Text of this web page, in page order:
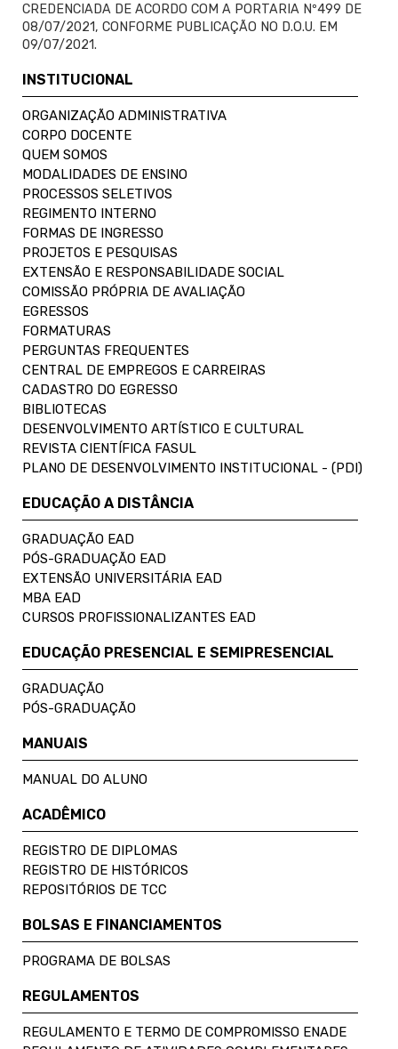
CREDENCIADA DE ACORDO COM A PORTARIA Nº499 DE
08/07/2021, CONFORME PUBLICAÇÃO NO D.O.U. EM
09/07/2021.
INSTITUCIONAL
ORGANIZAÇÃO ADMINISTRATIVA
CORPO DOCENTE
QUEM SOMOS
MODALIDADES DE ENSINO
PROCESSOS SELETIVOS
REGIMENTO INTERNO
FORMAS DE INGRESSO
PROJETOS E PESQUISAS
EXTENSÃO E RESPONSABILIDADE SOCIAL
COMISSÃO PRÓPRIA DE AVALIAÇÃO
EGRESSOS
FORMATURAS
PERGUNTAS FREQUENTES
CENTRAL DE EMPREGOS E CARREIRAS
CADASTRO DO EGRESSO
BIBLIOTECAS
DESENVOLVIMENTO ARTÍSTICO E CULTURAL
REVISTA CIENTÍFICA FASUL
PLANO DE DESENVOLVIMENTO INSTITUCIONAL - (PDI)
EDUCAÇÃO A DISTÂNCIA
GRADUAÇÃO EAD
PÓS-GRADUAÇÃO EAD
EXTENSÃO UNIVERSITÁRIA EAD
MBA EAD
CURSOS PROFISSIONALIZANTES EAD
EDUCAÇÃO PRESENCIAL E SEMIPRESENCIAL
GRADUAÇÃO
PÓS-GRADUAÇÃO
MANUAIS
MANUAL DO ALUNO
ACADÊMICO
REGISTRO DE DIPLOMAS
REGISTRO DE HISTÓRICOS
REPOSITÓRIOS DE TCC
BOLSAS E FINANCIAMENTOS
PROGRAMA DE BOLSAS
REGULAMENTOS
REGULAMENTO E TERMO DE COMPROMISSO ENADE